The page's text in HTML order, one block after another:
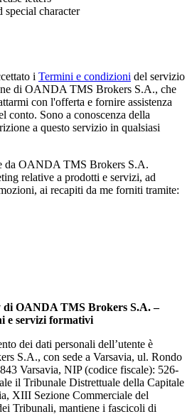
special character
i Termini e condizioni del servizio
di OANDA TMS Brokers S.A., che
con l'offerta e fornire assistenza
conto. Sono a conoscenza della
a questo servizio in qualsiasi
da OANDA TMS Brokers S.A.
relative a prodotti e servizi, ad
ai recapiti da me forniti tramite:
OANDA TMS Brokers S.A. –
e servizi formativi
dei dati personali dell’utente è
S.A., con sede a Varsavia, ul. Rondo
Varsavia, NIP (codice fiscale): 526-
il Tribunale Distrettuale della Capitale
XIII Sezione Commerciale del
Tribunali, mantiene i fascicoli di